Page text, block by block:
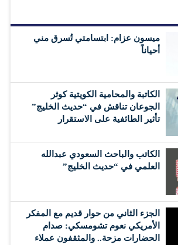
ميسون عزام: ابتسامتي تُسرق مني
أحياناً
الكاتبة والمحامية الكويتية كوثر
الجوعان تناقش في “حديث الخليج”
تأثير الطائفية على الاستقرار
الكاتب والباحث السعودي عبدالله
العلمي في “حديث الخليج”
الجزء الثاني من حوار قديم مع المفكر
الأمريكي نعوم تشومسكي: صدام
الحضارات مزحة.. والمثقفون عملاء